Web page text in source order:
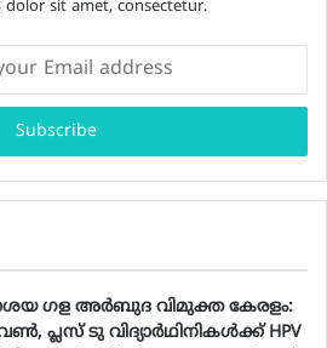
dolor sit amet, consectetur.
ഗള അർബുദ വിമുക്ത കേരളം:
പ്ലസ് ടു വിദ്യാർഥിനികൾക്ക് HPV